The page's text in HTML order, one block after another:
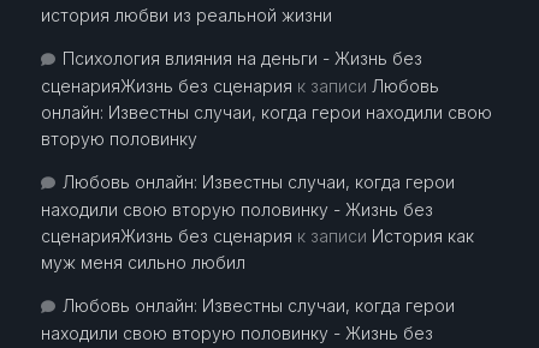
история любви из реальной жизни
Психология влияния на деньги - Жизнь без
сценарияЖизнь без сценария к записи Любовь
онлайн: Известны случаи, когда герои находили свою
вторую половинку
Любовь онлайн: Известны случаи, когда герои
находили свою вторую половинку - Жизнь без
сценарияЖизнь без сценария к записи История как
муж меня сильно любил
Любовь онлайн: Известны случаи, когда герои
находили свою вторую половинку - Жизнь без